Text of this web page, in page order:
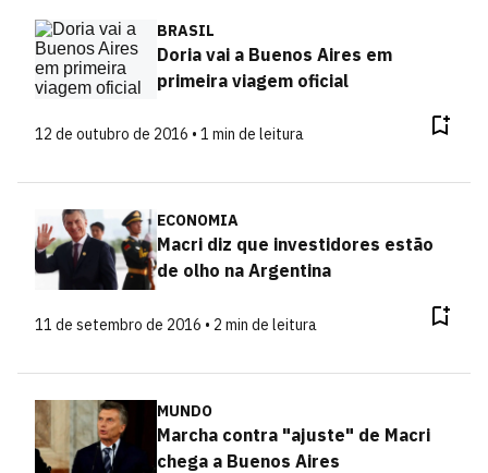
BRASIL
Doria vai a Buenos Aires em
primeira viagem oficial
12 de outubro de 2016 • 1 min de leitura
ECONOMIA
Macri diz que investidores estão
de olho na Argentina
11 de setembro de 2016 • 2 min de leitura
MUNDO
Marcha contra "ajuste" de Macri
chega a Buenos Aires